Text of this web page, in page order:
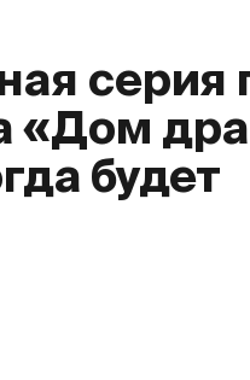
серия
«Дом
будет